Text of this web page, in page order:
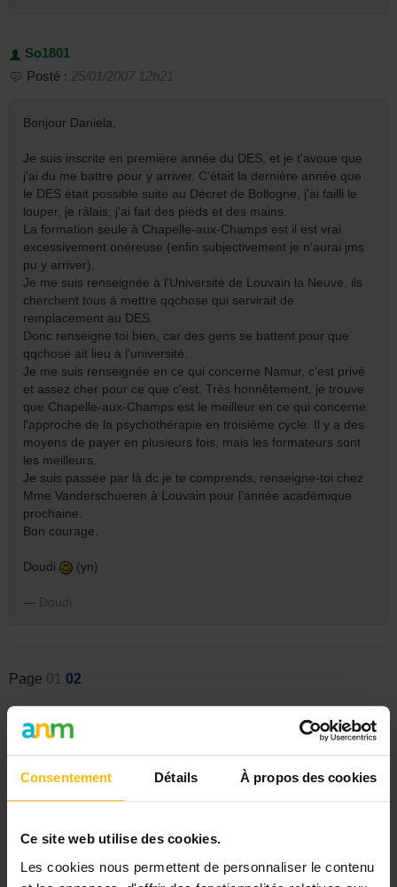
Consentement Détails À propos des cookies
Ce site web utilise des cookies.
Les cookies nous permettent de personnaliser le contenu
So1801
Posté : 25/01/2007 12h21
Bonjour Daniela,
Je suis inscrite en première année du DES, et je t'avoue que
j'ai du me battre pour y arriver. C'était la dernière année que
le DES était possible suite au Décret de Bollogne, j'ai failli le
louper, je râlais; j'ai fait des pieds et des mains.
La formation seule à Chapelle-aux-Champs est il est vrai
excessivement onéreuse (enfin subjectivement je n'aurai jms
pu y arriver).
Je me suis renseignée à l'Université de Louvain la Neuve, ils
cherchent tous à mettre qqchose qui servirait de
remplacement au DES.
Donc renseigne toi bien, car des gens se battent pour que
qqchose ait lieu à l'université.
Je me suis renseignée en ce qui concerne Namur, c'est privé
et assez cher pour ce que c'est. Très honnêtement, je trouve
que Chapelle-aux-Champs est le meilleur en ce qui concerne
l'approche de la psychothérapie en troisième cycle. Il y a des
moyens de payer en plusieurs fois, mais les formateurs sont
les meilleurs.
Je suis passée par là dc je te comprends, renseigne-toi chez
Mme Vanderschueren à Louvain pour l'année académique
prochaine.
Bon courage,
Doudi (yn)
Page 01 02
Inscrivez-vous pour écrire une réponse
Gestion ASBL
Autre